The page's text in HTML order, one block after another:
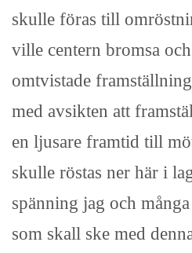
skulle föras till
ville centern bromsa
omtvistade
med avsikten att
en ljusare framtid till
skulle röstas ner här i
spänning jag och
som skall ske med